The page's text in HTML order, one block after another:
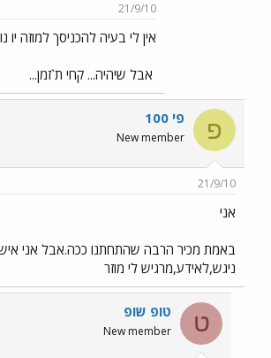
21/9/10
אין לי בעיה להכניסך למוזה יו
‏ אבל שיהיה... קחי ת`זמן...
פ פי 100
New member
21/9/10
אני
באמת מכיר הרבה שהתחתנו ככה.אבל אני
ניגש,לאידע,מרגיש לי מוזר
ט טופ שופ
New member